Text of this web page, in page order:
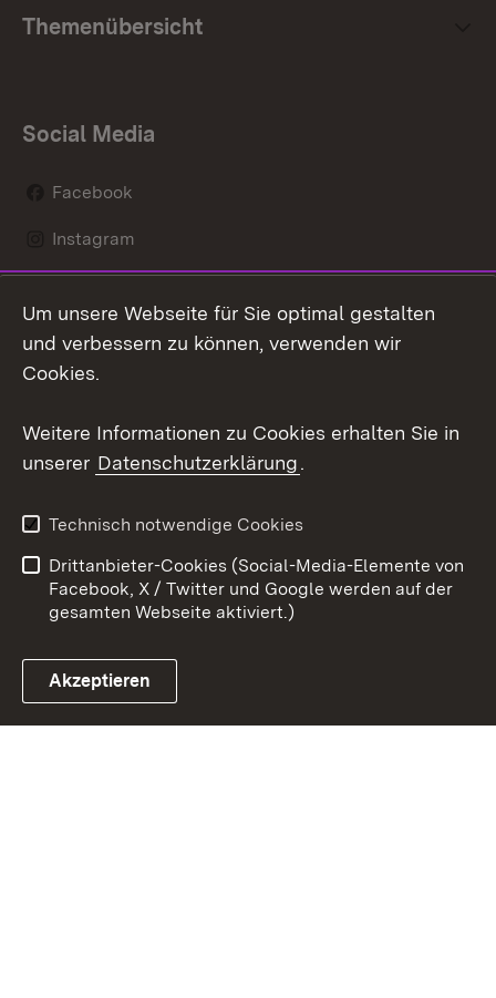
Themenübersicht
Social Media
Facebook
Instagram
Mastodon
Youtube
Link zum Landesportal
Kontakt
Datenschutz
Barrierefreiheit
Impressum Cookies
Um unsere Webseite für Sie optimal gestalten
und verbessern zu können, verwenden wir
Cookies.
Weitere Informationen zu Cookies erhalten Sie in
unserer Datenschutzerklärung.
Technisch notwendige Cookies
Drittanbieter-Cookies (Social-Media-Elemente von
Facebook, X / Twitter und Google werden auf der
gesamten Webseite aktiviert.)
Akzeptieren